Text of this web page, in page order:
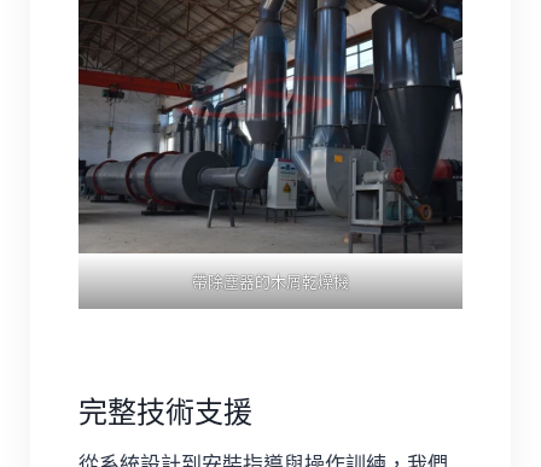
帶除塵器的木屑乾燥機
完整技術支援